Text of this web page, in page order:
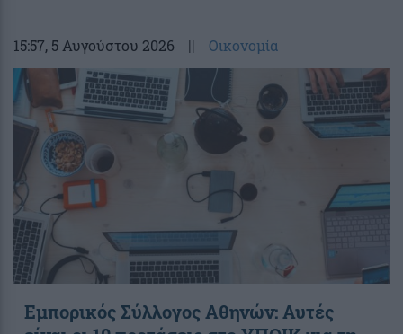
15:57, 5 Αυγούστου 2026 || Οικονομία
Εμπορικός Σύλλογος Αθηνών: Αυτές